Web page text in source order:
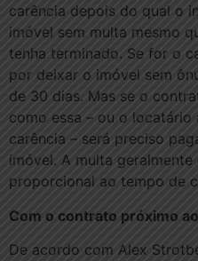
carência depois do qual o
imóvel sem multa mesmo
tenha terminado. Se for o
por deixar o imóvel sem
de 30 dias. Mas se o
como essa – ou o
carência – será preciso
imóvel. A multa
proporcional ao tempo de
Com o contrato próximo
De acordo com Alex